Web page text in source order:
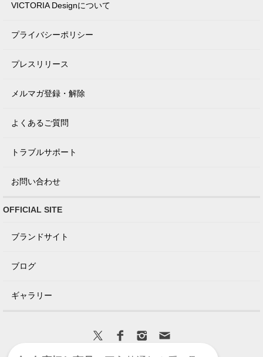
VICTORIA Designについて
プライバシーポリシー
プレスリリース
メルマガ登録・解除
よくあるご質問
トラブルサポート
お問い合わせ
OFFICIAL SITE
ブランドサイト
ブログ
ギャラリー